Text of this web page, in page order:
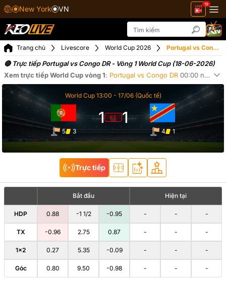
New York VN
19
Trang chủ Livescore World Cup 2026 Portugal vs Congo DR ngày 18-06-2026
🔴 Trực tiếp Portugal vs Congo DR - Vòng 1 World Cup (18-06-2026)
Xem trực tiếpWorld Cupvòng 1: Portugal vs Congo DR 00:00 ngày
World Cup 13:00 - 17/06(Quốc tế)
5 3
1 FT 1
4 1
Trực tiếp
Bắt đầu Hiện tại
HDP 0.88 -1 1/2 -0.95 - - -
TX -0.96 2.75 0.87 - - -
1×2 0.27 5.35 -0.09 - - -
Góc 0.80 9.50 -0.98 - - -